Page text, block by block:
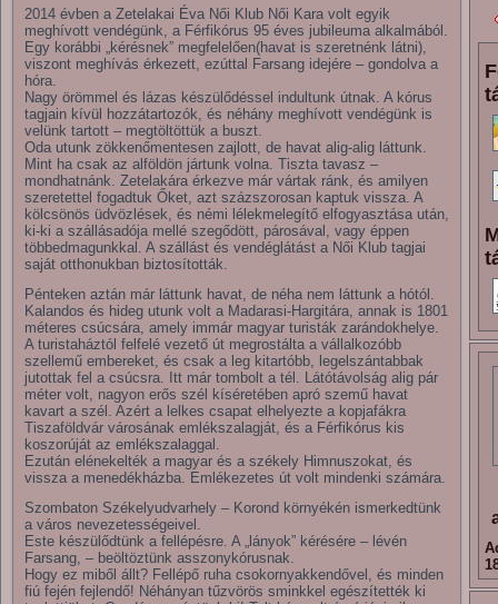
2014 évben a Zetelakai Éva Női Klub Női Kara volt egyik
meghívott vendégünk, a Férfikórus 95 éves jubileuma alkalmából.
Egy korábbi „kérésnek” megfelelően(havat is szeretnénk látni),
viszont meghívás érkezett, ezúttal Farsang idejére – gondolva a
hóra.
Nagy örömmel és lázas készülődéssel indultunk útnak. A kórus
tagjain kívül hozzátartozók, és néhány meghívott vendégünk is
velünk tartott – megtöltöttük a buszt.
Oda utunk zökkenőmentesen zajlott, de havat alig-alig láttunk.
Mint ha csak az alföldön jártunk volna. Tiszta tavasz –
mondhatnánk. Zetelakára érkezve már vártak ránk, és amilyen
szeretettel fogadtuk Őket, azt százszorosan kaptuk vissza. A
kölcsönös üdvözlések, és némi lélekmelegítő elfogyasztása után,
ki-ki a szállásadója mellé szegődött, párosával, vagy éppen
többedmagunkkal. A szállást és vendéglátást a Női Klub tagjai
saját otthonukban biztosították.
Pénteken aztán már láttunk havat, de néha nem láttunk a hótól.
Kalandos és hideg utunk volt a Madarasi-Hargitára, annak is 1801
méteres csúcsára, amely immár magyar turisták zarándokhelye.
A turistaháztól felfelé vezető út megrostálta a vállalkozóbb
szellemű embereket, és csak a leg kitartóbb, legelszántabbak
jutottak fel a csúcsra. Itt már tombolt a tél. Látótávolság alig pár
méter volt, nagyon erős szél kíséretében apró szemű havat
kavart a szél. Azért a lelkes csapat elhelyezte a kopjafákra
Tiszaföldvár városának emlékszalagját, és a Férfikórus kis
koszorúját az emlékszalaggal.
Ezután elénekelték a magyar és a székely Himnuszokat, és
vissza a menedékházba. Emlékezetes út volt mindenki számára.
Szombaton Székelyudvarhely – Korond környékén ismerkedtünk
a város nevezetességeivel.
Este készülődtünk a fellépésre. A „lányok” kérésére – lévén
Farsang, – beöltöztünk asszonykórusnak.
Hogy ez miből állt? Fellépő ruha csokornyakkendővel, és minden
fiú fején fejlendő! Néhányan tűzvörös sminkkel egészítették ki